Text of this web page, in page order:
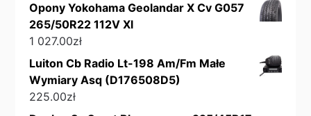
Opony Yokohama Geolandar X Cv G057
265/50R22 112V Xl
1 027.00zł
Luiton Cb Radio Lt-198 Am/Fm Małe
Wymiary Asq (D176508D5)
225.00zł